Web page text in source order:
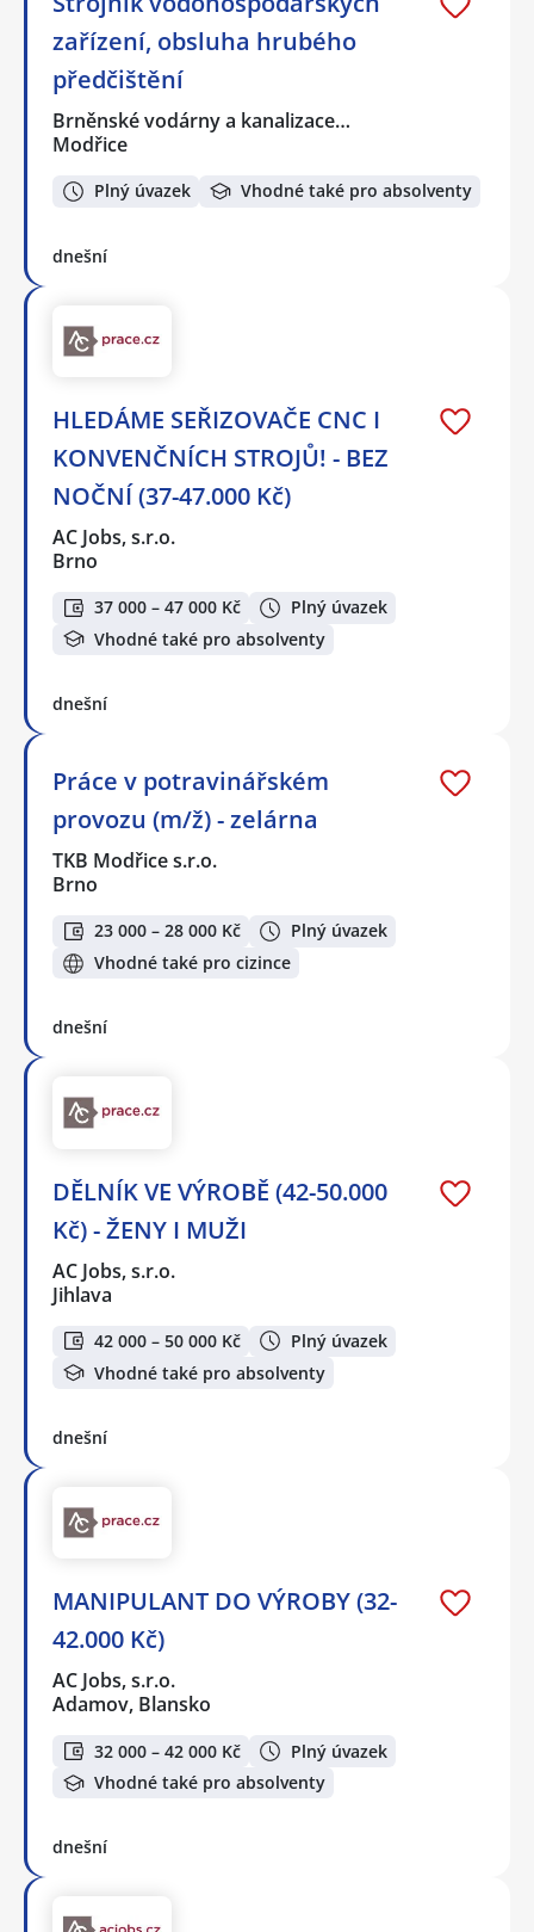
zařízení, obsluha hrubého
předčištění
Brněnské vodárny a kanalizace…
Modřice
Plný úvazek Vhodné také pro absolventy
dnešní
HLEDÁME SEŘIZOVAČE CNC I
KONVENČNÍCH STROJŮ! - BEZ
NOČNÍ (37-47.000 Kč)
AC Jobs, s.r.o.
Brno
37 000 – 47 000 Kč
Plný úvazek
Vhodné také pro absolventy
dnešní
Práce v potravinářském
provozu (m/ž) - zelárna
TKB Modřice s.r.o.
Brno
23 000 – 28 000 Kč
Plný úvazek
Vhodné také pro cizince
dnešní
DĚLNÍK VE VÝROBĚ (42-50.000
Kč) - ŽENY I MUŽI
AC Jobs, s.r.o.
Jihlava
42 000 – 50 000 Kč
Plný úvazek
Vhodné také pro absolventy
dnešní
MANIPULANT DO VÝROBY (32-
42.000 Kč)
AC Jobs, s.r.o.
Adamov, Blansko
32 000 – 42 000 Kč
Plný úvazek
Vhodné také pro absolventy
dnešní